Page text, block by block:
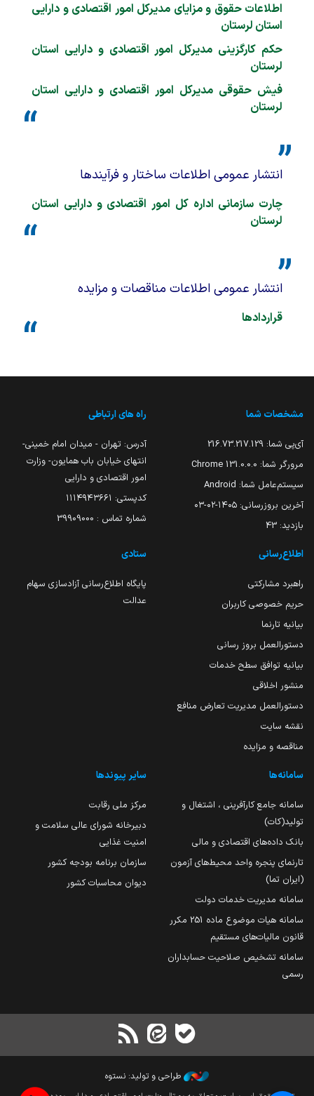
اطلاعات حقوق و مزایای مدیرکل امور اقتصادی و دارایی
استان لرستان
حکم کارگزینی مدیرکل امور اقتصادی و دارایی استان
لرستان
فیش حقوقی مدیرکل امور اقتصادی و دارایی استان
لرستان
انتشار عمومی اطلاعات ساختار و فرآیندها
چارت سازمانی اداره کل امور اقتصادی و دارایی استان
لرستان
انتشار عمومی اطلاعات مناقصات و مزایده
قراردادها
مشخصات شما
آی‌پی شما: 216.73.217.129
مرورگر شما: 131.0.0.0 Chrome
سیستم‌عامل شما: Android
آخرین بروزرسانی: ۱۴۰۵-۰۲-۰۳
بازدید: 43
راه های ارتباطی
آدرس: تهران - میدان امام خمینی-
انتهای خیابان باب همایون- وزارت
امور اقتصادی و دارایی
کدپستی: ۱۱۱۴۹۴۳۶۶۱
شماره تماس : 39909000
اطلاع‌رسانی
راهبرد مشارکتی
حریم خصوصی کاربران
بیانیه تارنما
دستورالعمل بروز رسانی
بیانیه توافق سطح خدمات
منشور اخلاقی
دستورالعمل مدیریت تعارض منافع
نقشه سایت
مناقصه و مزایده
ستادی
پایگاه اطلاع‌رسانی آزادسازی سهام
عدالت
سامانه‌ها
سامانه جامع کارآفرینی ، اشتغال و
تولید(کات)
بانک داده‌های اقتصادی و مالی
تارنمای پنجره واحد محیط‌های آزمون
(ایران تما)
سامانه مدیریت خدمات دولت
سامانه هیات موضوع ماده 251 مکرر
قانون مالیات‌های مستقیم
سامانه تشخیص صلاحیت حسابداران
رسمی
سایر پیوندها
مرکز ملی رقابت
دبیرخانه شورای عالی سلامت و
امنیت غذایی
سازمان برنامه بودجه کشور
دیوان محاسبات کشور
طراحی و تولید: نستوه